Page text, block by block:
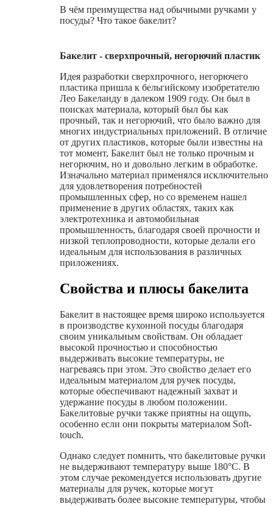
В чём преимущества над обычными ручками у
посуды? Что такое бакелит?
Бакелит - сверхпрочный, негорючий пластик
Идея разработки сверхпрочного, негорючего
пластика пришла к бельгийскому изобретателю
Лео Бакеланду в далеком 1909 году. Он был в
поисках материала, который был бы как
прочный, так и негорючий, что было важно для
многих индустриальных приложений. В отличие
от других пластиков, которые были известны на
тот момент, Бакелит был не только прочным и
негорючим, но и довольно легким в обработке.
Изначально материал применялся исключительно
для удовлетворения потребностей
промышленных сфер, но со временем нашел
применение в других областях, таких как
электротехника и автомобильная
промышленность, благодаря своей прочности и
низкой теплопроводности, которые делали его
идеальным для использования в различных
приложениях.
Свойства и плюсы бакелита
Бакелит в настоящее время широко используется
в производстве кухонной посуды благодаря
своим уникальным свойствам. Он обладает
высокой прочностью и способностью
выдерживать высокие температуры, не
нагреваясь при этом. Это свойство делает его
идеальным материалом для ручек посуды,
которые обеспечивают надежный захват и
удержание посуды в любом положении.
Бакелитовые ручки также приятны на ощупь,
особенно если они покрыты материалом Soft-
touch.
Однако следует помнить, что бакелитовые ручки
не выдерживают температуру выше 180°C. В
этом случае рекомендуется использовать другие
материалы для ручек, которые могут
выдерживать более высокие температуры, чтобы